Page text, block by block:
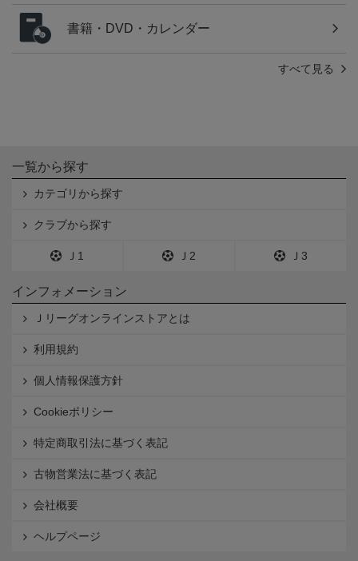
書籍・DVD・カレンダー
すべて見る
一覧から探す
カテゴリから探す
クラブから探す
Ｊ1 Ｊ2 Ｊ3
インフォメーション
Ｊリーグオンラインストアとは
利用規約
個人情報保護方針
Cookieポリシー
特定商取引法に基づく表記
古物営業法に基づく表記
会社概要
ヘルプページ